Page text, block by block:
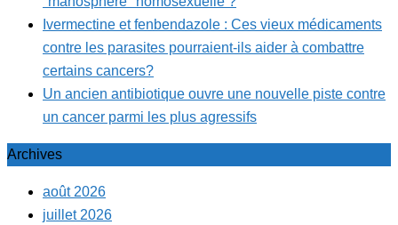
Ivermectine et fenbendazole : Ces vieux médicaments
contre les parasites pourraient-ils aider à combattre
certains cancers?
Un ancien antibiotique ouvre une nouvelle piste contre
un cancer parmi les plus agressifs
Archives
août 2026
juillet 2026